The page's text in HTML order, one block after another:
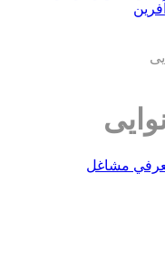
مشاغل